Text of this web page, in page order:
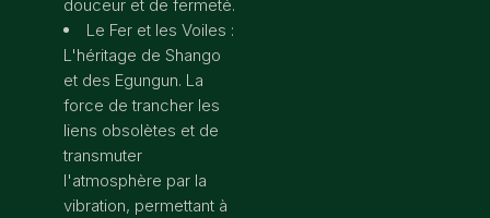
douceur et de fermeté.
Le Fer et les Voiles :
L'héritage de Shango
et des Egungun. La
force de trancher les
liens obsolètes et de
transmuter
l'atmosphère par la
vibration, permettant à